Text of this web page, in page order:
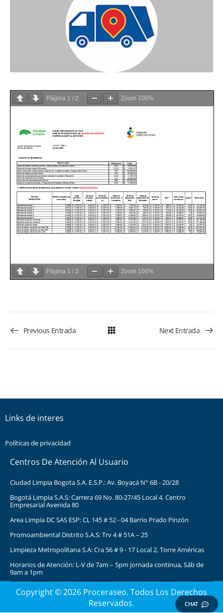
Página 1 / 2 Zoom 100%
Página 1 / 2 Zoom 100%
Previous Entrada Next Entrada
Links de interes
Políticas de privacidad
Centros De Atención Al Usuario
Ciudad Limpia Bogota S.A. E.S.P.: Av. Boyacá N° 6B - 20/28
Bogotá Limpia S.A.S: Carrera 69 No. 80-27/45 Local 4. Centro
Empresarial Avenida 80
Area Limpia DC SAS ESP: CL 145 # 52 - 04 Barrio Prado Pinzón
Promoambiental Distrito S.A.S: Trv 4 # 51A – 25
Limpieza Metropolitana S.A: Cra 56 # 9 - 17 Local 2, Torre Américas
Horarios de Atención: L-V de 7am – 5pm jornada continua, Sáb de
9am a 1pm
Copyright © 2026 Proceraseo. Todos Los Derechos
Reservados.
CHAT